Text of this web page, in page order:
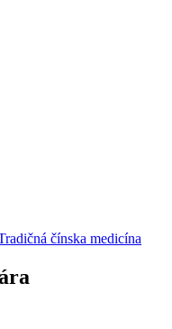
čínska medicína